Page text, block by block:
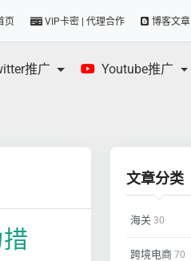
页 VIP卡密 | 代理合作 博客文章
推广 Youtube推广
文章分类
海关 30
跨境电商 70